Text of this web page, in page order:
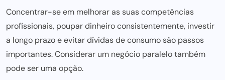
Concentrar-se em melhorar as suas competências
profissionais, poupar dinheiro consistentemente, investir
a longo prazo e evitar dívidas de consumo são passos
importantes. Considerar um negócio paralelo também
pode ser uma opção.